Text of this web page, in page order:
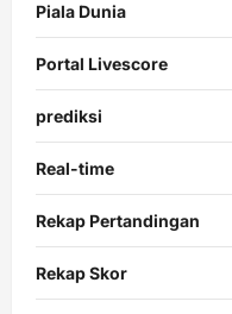
Piala Dunia
Portal Livescore
prediksi
Real-time
Rekap Pertandingan
Rekap Skor